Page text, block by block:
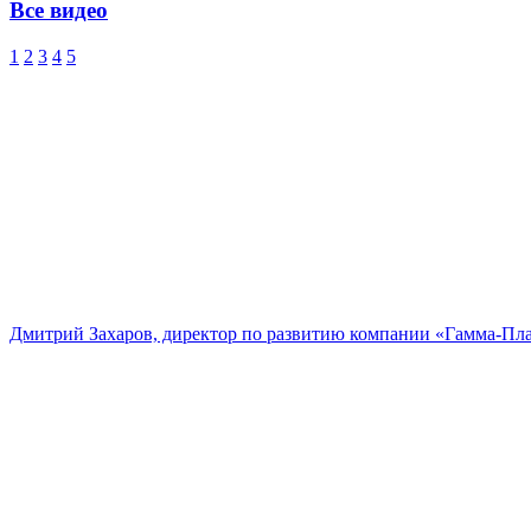
Все видео
1 2 3 4 5
Дмитрий Захаров, директор по развитию компании «Гамма-